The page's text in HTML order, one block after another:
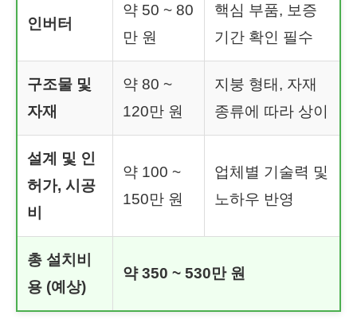
인버터
약 50 ~ 80
만 원
핵심 부품, 보증
기간 확인 필수
구조물 및
자재
약 80 ~
120만 원
지붕 형태, 자재
종류에 따라 상이
설계 및 인
허가, 시공
비
약 100 ~
150만 원
업체별 기술력 및
노하우 반영
총 설치비
용 (예상)
약 350 ~ 530만 원